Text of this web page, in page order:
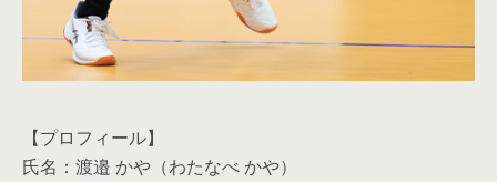
【プロフィール】
氏名：渡邉 かや（わたなべ かや）